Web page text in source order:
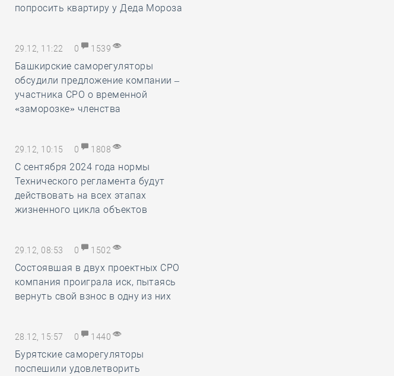
попросить квартиру у Деда Мороза
29.12, 11:22 0 1539
Башкирские саморегуляторы
обсудили предложение компании –
участника СРО о временной
«заморозке» членства
29.12, 10:15 0 1808
С сентября 2024 года нормы
Технического регламента будут
действовать на всех этапах
жизненного цикла объектов
29.12, 08:53 0 1502
Состоявшая в двух проектных СРО
компания проиграла иск, пытаясь
вернуть свой взнос в одну из них
28.12, 15:57 0 1440
Бурятские саморегуляторы
поспешили удовлетворить